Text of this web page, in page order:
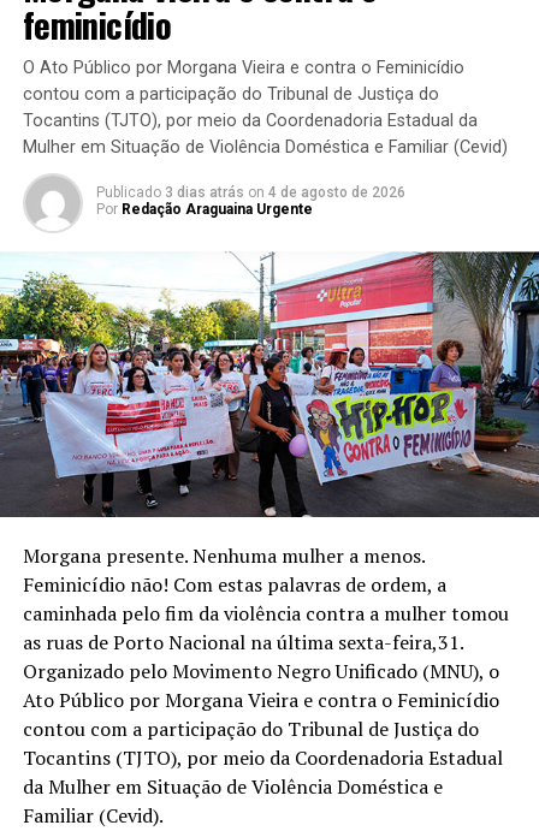
feminicídio
O Ato Público por Morgana Vieira e contra o Feminicídio
contou com a participação do Tribunal de Justiça do
Tocantins (TJTO), por meio da Coordenadoria Estadual da
Mulher em Situação de Violência Doméstica e Familiar (Cevid)
Publicado 3 dias atrás on 4 de agosto de 2026
Por Redação Araguaina Urgente
Morgana presente. Nenhuma mulher a menos.
Feminicídio não! Com estas palavras de ordem, a
caminhada pelo fim da violência contra a mulher tomou
as ruas de Porto Nacional na última sexta-feira,31.
Organizado pelo Movimento Negro Unificado (MNU), o
Ato Público por Morgana Vieira e contra o Feminicídio
contou com a participação do Tribunal de Justiça do
Tocantins (TJTO), por meio da Coordenadoria Estadual
da Mulher em Situação de Violência Doméstica e
Familiar (Cevid).